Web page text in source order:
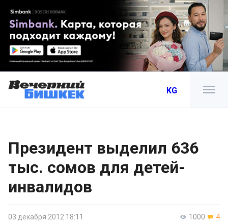
KG
Президент выделил 636
тыс. сомов для детей-
инвалидов
1000 4
03 декабря 2012 18:11